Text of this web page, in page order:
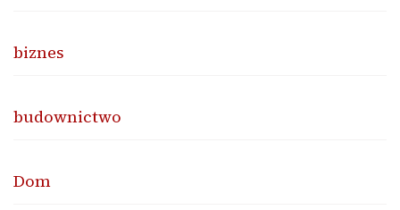
biznes
budownictwo
Dom